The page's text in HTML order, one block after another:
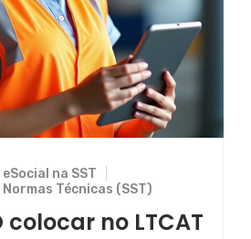
eSocial na SST
Normas Técnicas (SST)
colocar no LTCAT